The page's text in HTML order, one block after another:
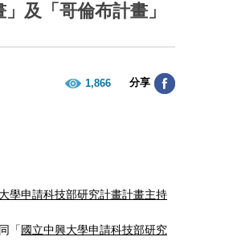
及「哥倫布計畫」
1,866 分享
學申請科技部研究計畫計畫主持
「國立中興大學申請科技部研究